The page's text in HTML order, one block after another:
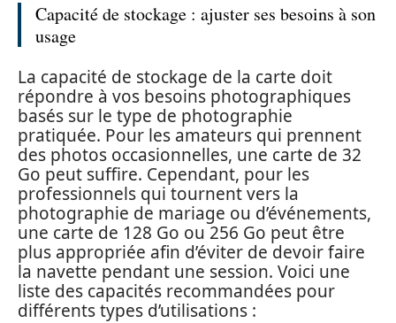
Capacité de stockage : ajuster ses besoins à son
usage
La capacité de stockage de la carte doit
répondre à vos besoins photographiques
basés sur le type de photographie
pratiquée. Pour les amateurs qui prennent
des photos occasionnelles, une carte de 32
Go peut suffire. Cependant, pour les
professionnels qui tournent vers la
photographie de mariage ou d’événements,
une carte de 128 Go ou 256 Go peut être
plus appropriée afin d’éviter de devoir faire
la navette pendant une session. Voici une
liste des capacités recommandées pour
différents types d’utilisations :